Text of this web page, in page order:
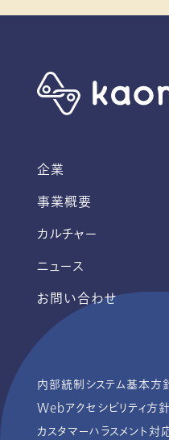
企業
事業概要
カルチャー
ニュース
お問い合わせ
内部統制システム基本方
Webアクセシビリティ方針
カスタマーハラスメント対